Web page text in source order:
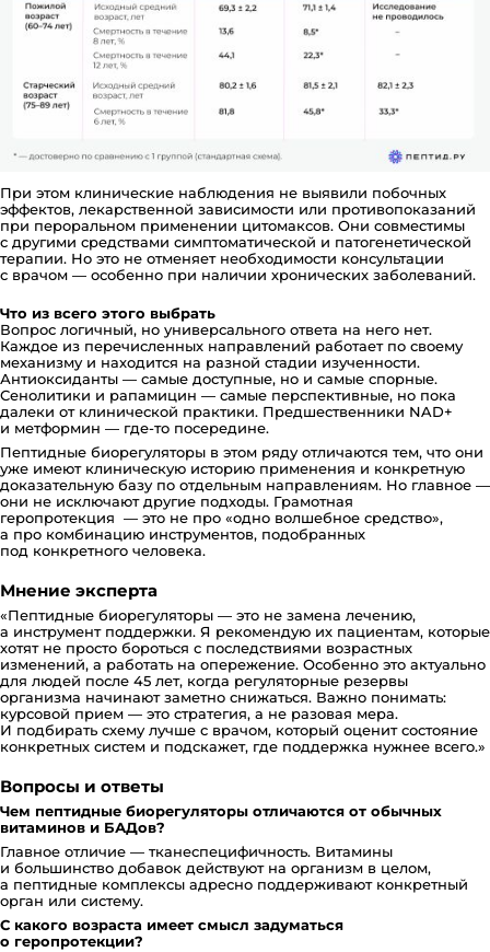
При этом клинические наблюдения не выявили побочных
эффектов, лекарственной зависимости или противопоказаний
при пероральном применении цитомаксов. Они совместимы
с другими средствами симптоматической и патогенетической
терапии. Но это не отменяет необходимости консультации
с врачом — особенно при наличии хронических заболеваний.
Что из всего этого выбрать
Вопрос логичный, но универсального ответа на него нет.
Каждое из перечисленных направлений работает по своему
механизму и находится на разной стадии изученности.
Антиоксиданты — самые доступные, но и самые спорные.
Сенолитики и рапамицин — самые перспективные, но пока
далеки от клинической практики. Предшественники NAD+
и метформин — где-то посередине.
Пептидные биорегуляторы в этом ряду отличаются тем, что они
уже имеют клиническую историю применения и конкретную
доказательную базу по отдельным направлениям. Но главное —
они не исключают другие подходы. Грамотная
геропротекция — это не про «одно волшебное средство»,
а про комбинацию инструментов, подобранных
под конкретного человека.
Мнение эксперта
«Пептидные биорегуляторы — это не замена лечению,
а инструмент поддержки. Я рекомендую их пациентам, которые
хотят не просто бороться с последствиями возрастных
изменений, а работать на опережение. Особенно это актуально
для людей после 45 лет, когда регуляторные резервы
организма начинают заметно снижаться. Важно понимать:
курсовой прием — это стратегия, а не разовая мера.
И подбирать схему лучше с врачом, который оценит состояние
конкретных систем и подскажет, где поддержка нужнее всего.»
Вопросы и ответы
Чем пептидные биорегуляторы отличаются от обычных
витаминов и БАДов?
Главное отличие — тканеспецифичность. Витамины
и большинство добавок действуют на организм в целом,
а пептидные комплексы адресно поддерживают конкретный
орган или систему.
С какого возраста имеет смысл задуматься
о геропротекции?